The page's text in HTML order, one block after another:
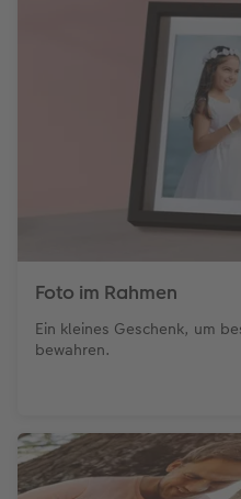
Foto im Rahmen
Ein kleines Geschenk, um
bewahren.